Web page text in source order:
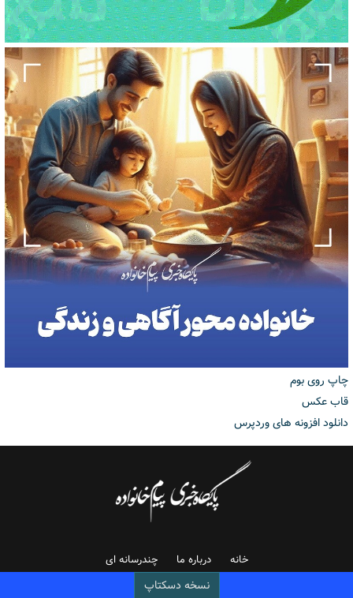
چاپ روی بوم
قاب عکس
دانلود افزونه های وردپرس
خانه درباره ما چندرسانه ای
نسخه دسکتاپ